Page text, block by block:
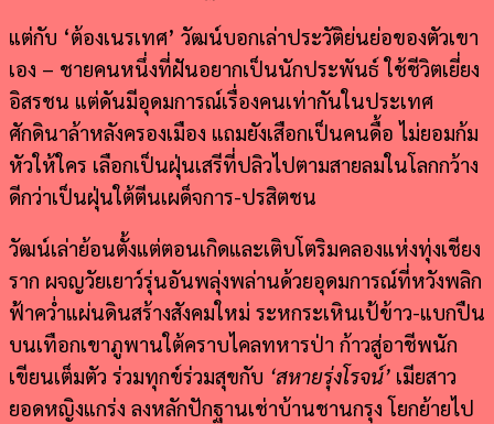
แต่กับ ‘ต้องเนรเทศ’ วัฒน์บอกเล่าประวัติย่นย่อของตัวเขา
เอง – ชายคนหนึ่งที่ฝันอยากเป็นนักประพันธ์ ใช้ชีวิตเยี่ยง
อิสรชน แต่ดันมีอุดมการณ์เรื่องคนเท่ากันในประเทศ
ศักดินาล้าหลังครองเมือง แถมยังเสือกเป็นคนดื้อ ไม่ยอมก้ม
หัวให้ใคร เลือกเป็นฝุ่นเสรีที่ปลิวไปตามสายลมในโลกกว้าง
ดีกว่าเป็นฝุ่นใต้ตีนเผด็จการ-ปรสิตชน
วัฒน์เล่าย้อนตั้งแต่ตอนเกิดและเติบโตริมคลองแห่งทุ่งเชียง
ราก ผจญวัยเยาว์รุ่นอันพลุ่งพล่านด้วยอุดมการณ์ที่หวังพลิก
ฟ้าคว่ำแผ่นดินสร้างสังคมใหม่ ระหกระเหินเป้ข้าว-แบกปืน
บนเทือกเขาภูพานใต้คราบไคลทหารป่า ก้าวสู่อาชีพนัก
เขียนเต็มตัว ร่วมทุกข์ร่วมสุขกับ ‘สหายรุ่งโรจน์’ เมียสาว
ยอดหญิงแกร่ง ลงหลักปักฐานเช่าบ้านชานกรุง โยกย้ายไป